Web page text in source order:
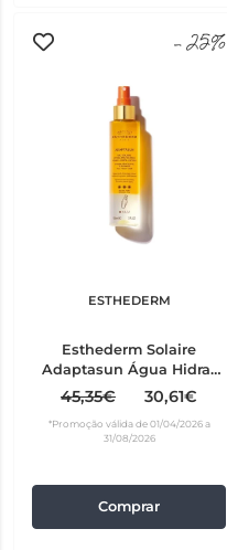
-25%
ESTHEDERM
Esthederm Solaire
Adaptasun Água Hidra-
Protetora 150 ml
45,35€ 30,61€
*Promoção válida de 01/04/2026 a
31/08/2026
Comprar